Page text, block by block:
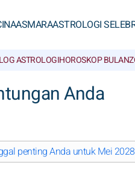
ASMARAASTROLOGI
ASTROLOGIHOROSKOP BULAN
Anda
penting Anda untuk Mei 2028